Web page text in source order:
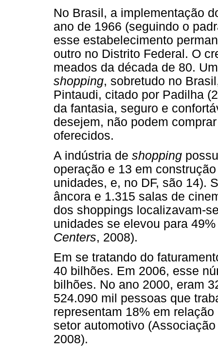
No Brasil, a implementação
ano de 1966 (seguindo o
esse estabelecimento
outro no Distrito Federal. O
meados da década de 80.
shopping, sobretudo no
Pintaudi, citado por Padilha
da fantasia, seguro e
desejem, não podem
oferecidos.
A indústria de shopping
operação e 13 em
unidades, e, no DF, são 14).
âncora e 1.315 salas de
dos shoppings localizavam-
unidades se elevou para
Centers, 2008).
Em se tratando do
40 bilhões. Em 2006, esse
bilhões. No ano 2000, eram
524.090 mil pessoas que
representam 18% em
setor automotivo
2008).